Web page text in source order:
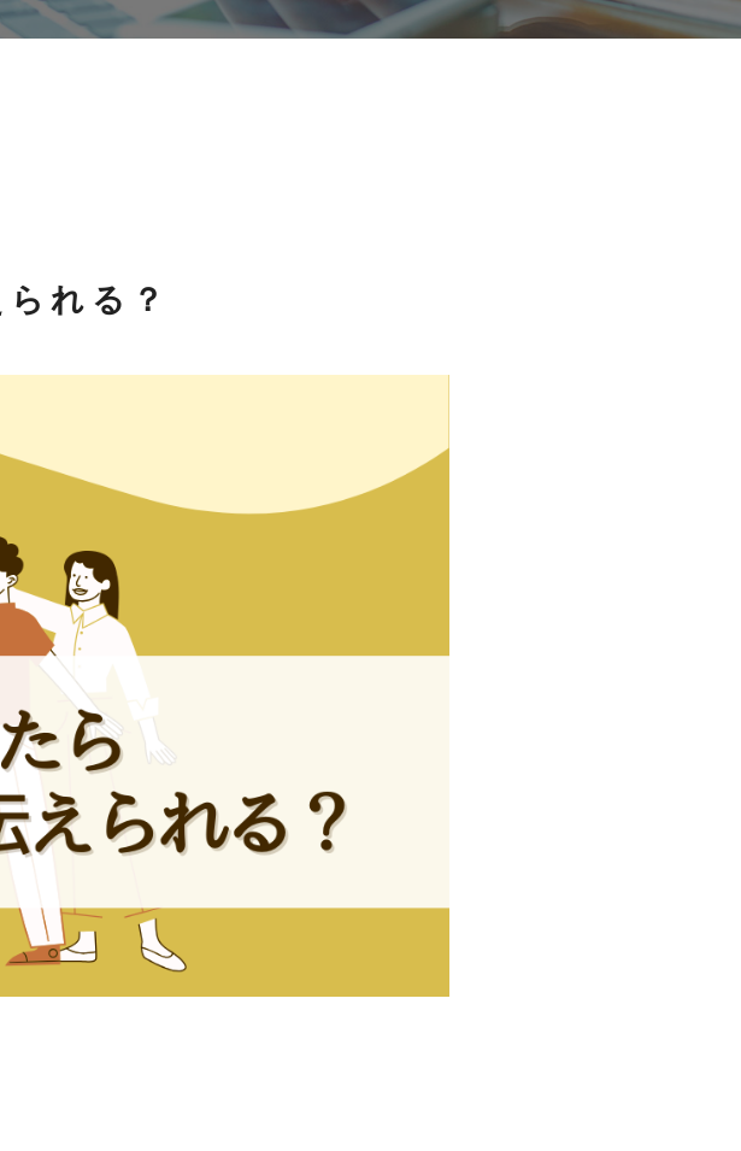
れる？